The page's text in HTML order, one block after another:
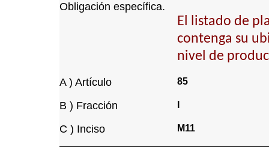
Obligación específica.
El listado de
contenga su
nivel de
A ) Artículo 85
B ) Fracción
C ) Inciso M11